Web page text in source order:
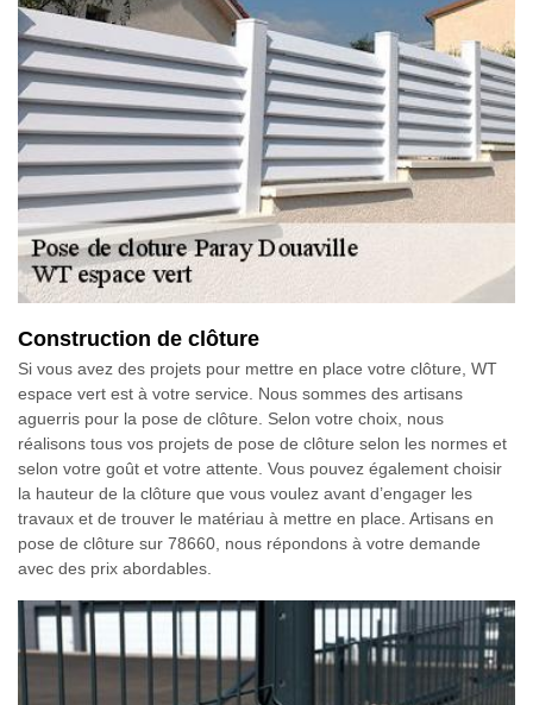
Construction de clôture
Si vous avez des projets pour mettre en place votre clôture, WT
espace vert est à votre service. Nous sommes des artisans
aguerris pour la pose de clôture. Selon votre choix, nous
réalisons tous vos projets de pose de clôture selon les normes et
selon votre goût et votre attente. Vous pouvez également choisir
la hauteur de la clôture que vous voulez avant d’engager les
travaux et de trouver le matériau à mettre en place. Artisans en
pose de clôture sur 78660, nous répondons à votre demande
avec des prix abordables.